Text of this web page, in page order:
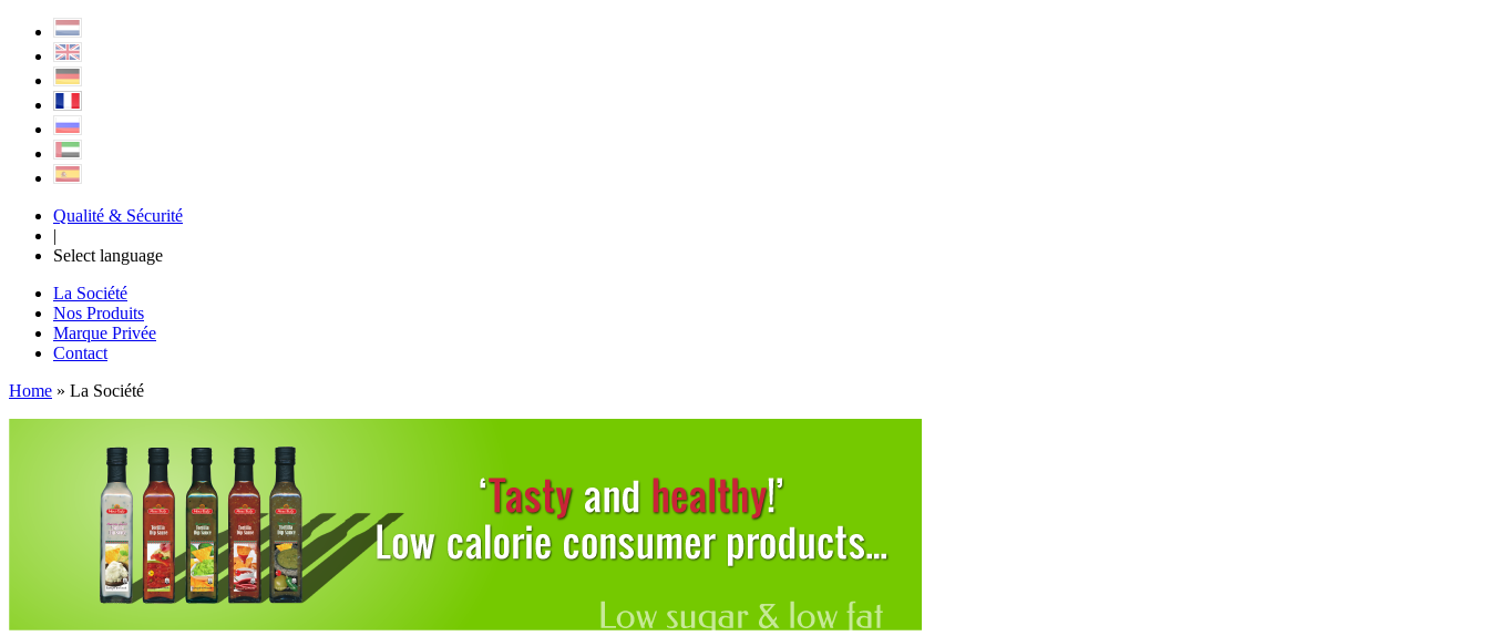
Qualité & Sécurité
|
Select language
La Société
Nos Produits
Marque Privée
Contact
Home » La Société